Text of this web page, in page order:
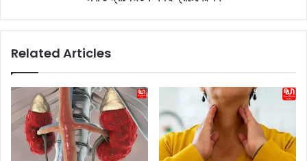
লা
র
পা
শি
ক
ল্লি
সে
Related Articles